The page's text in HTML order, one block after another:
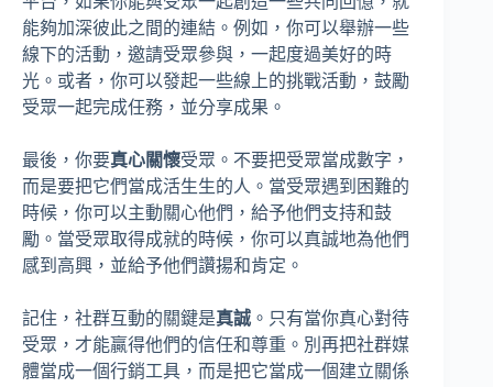
能夠加深彼此之間的連結。例如，你可以舉辦一些
線下的活動，邀請受眾參與，一起度過美好的時
光。或者，你可以發起一些線上的挑戰活動，鼓勵
受眾一起完成任務，並分享成果。
最後，你要真心關懷受眾。不要把受眾當成數字，
而是要把它們當成活生生的人。當受眾遇到困難的
時候，你可以主動關心他們，給予他們支持和鼓
勵。當受眾取得成就的時候，你可以真誠地為他們
感到高興，並給予他們讚揚和肯定。
記住，社群互動的關鍵是真誠 。只有當你真心對待
受眾，才能贏得他們的信任和尊重。別再把社群媒
體當成一個行銷工具，而是把它當成一個建立關係